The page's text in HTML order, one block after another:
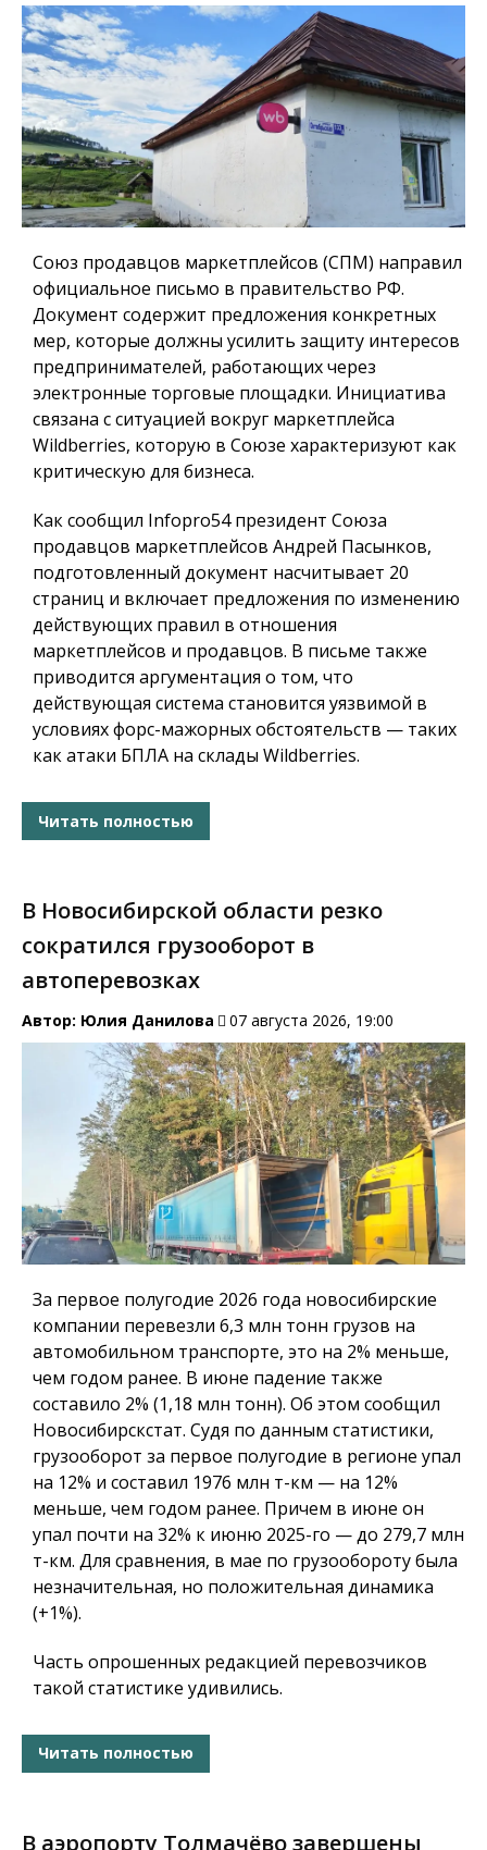
Союз продавцов маркетплейсов (СПМ) направил
официальное письмо в правительство РФ.
Документ содержит предложения конкретных
мер, которые должны усилить защиту интересов
предпринимателей, работающих через
электронные торговые площадки. Инициатива
связана с ситуацией вокруг маркетплейса
Wildberries, которую в Союзе характеризуют как
критическую для бизнеса.
Как сообщил Infopro54президент Союза
продавцов маркетплейсов Андрей Пасынков,
подготовленный документ насчитывает 20
страниц и включает предложения по изменению
действующих правил в отношения
маркетплейсов и продавцов. В письме также
приводится аргументация о том, что
действующая система становится уязвимой в
условиях форс-мажорных обстоятельств — таких
как атаки БПЛА на склады Wildberries.
Читать полностью
В Новосибирской области резко
сократился грузооборот в
автоперевозках
Автор: Юлия Данилова 07 августа 2026, 19:00
За первое полугодие 2026 года новосибирские
компании перевезли 6,3 млн тонн грузов на
автомобильном транспорте, это на 2% меньше,
чем годом ранее. В июне падение также
составило 2% (1,18 млн тонн). Об этом сообщил
Новосибирскстат. Судя по данным статистики,
грузооборот за первое полугодие в регионе упал
на 12% и составил 1976 млн т-км — на 12%
меньше, чем годом ранее. Причем в июне он
упал почти на 32% к июню 2025-го — до 279,7 млн
т-км. Для сравнения, в мае по грузообороту была
незначительная, но положительная динамика
(+1%).
Часть опрошенных редакцией перевозчиков
такой статистике удивились.
Читать полностью
В аэропорту Толмачёво завершены